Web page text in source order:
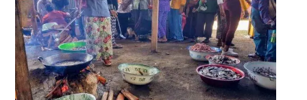
Seluruh
Dunia